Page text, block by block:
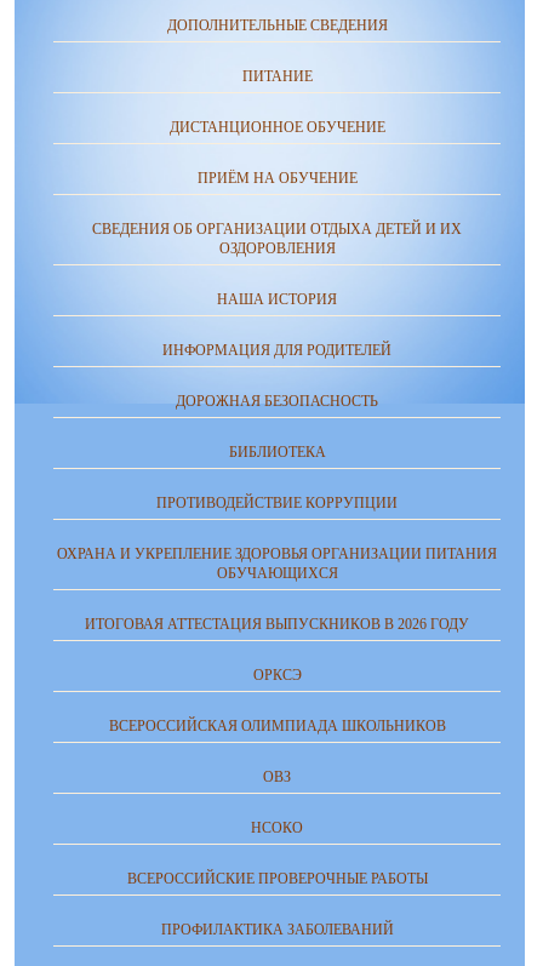
ДОПОЛНИТЕЛЬНЫЕ СВЕДЕНИЯ
ПИТАНИЕ
ДИСТАНЦИОННОЕ ОБУЧЕНИЕ
ПРИЁМ НА ОБУЧЕНИЕ
СВЕДЕНИЯ ОБ ОРГАНИЗАЦИИ ОТДЫХА ДЕТЕЙ И ИХ
ОЗДОРОВЛЕНИЯ
НАША ИСТОРИЯ
ИНФОРМАЦИЯ ДЛЯ РОДИТЕЛЕЙ
ДОРОЖНАЯ БЕЗОПАСНОСТЬ
БИБЛИОТЕКА
ПРОТИВОДЕЙСТВИЕ КОРРУПЦИИ
ОХРАНА И УКРЕПЛЕНИЕ ЗДОРОВЬЯ ОРГАНИЗАЦИИ ПИТАНИЯ
ОБУЧАЮЩИХСЯ
ИТОГОВАЯ АТТЕСТАЦИЯ ВЫПУСКНИКОВ В 2026 ГОДУ
ОРКСЭ
ВСЕРОССИЙСКАЯ ОЛИМПИАДА ШКОЛЬНИКОВ
ОВЗ
НСОКО
ВСЕРОССИЙСКИЕ ПРОВЕРОЧНЫЕ РАБОТЫ
ПРОФИЛАКТИКА ЗАБОЛЕВАНИЙ